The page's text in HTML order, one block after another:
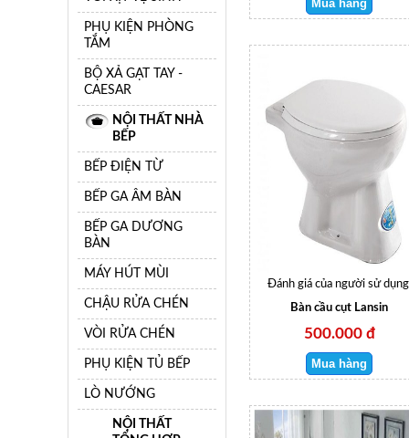
PHỤ KIỆN PHÒNG
TẮM
BỘ XẢ GẠT TAY -
CAESAR
NỘI THẤT NHÀ
BẾP
BẾP ĐIỆN TỪ
BẾP GA ÂM BÀN
BẾP GA DƯƠNG
BÀN
MÁY HÚT MÙI
CHẬU RỬA CHÉN
VÒI RỬA CHÉN
PHỤ KIỆN TỦ BẾP
LÒ NƯỚNG
NỘI THẤT
Đánh giá của người sử
Bàn cầu cụt Lansin
500.000 đ